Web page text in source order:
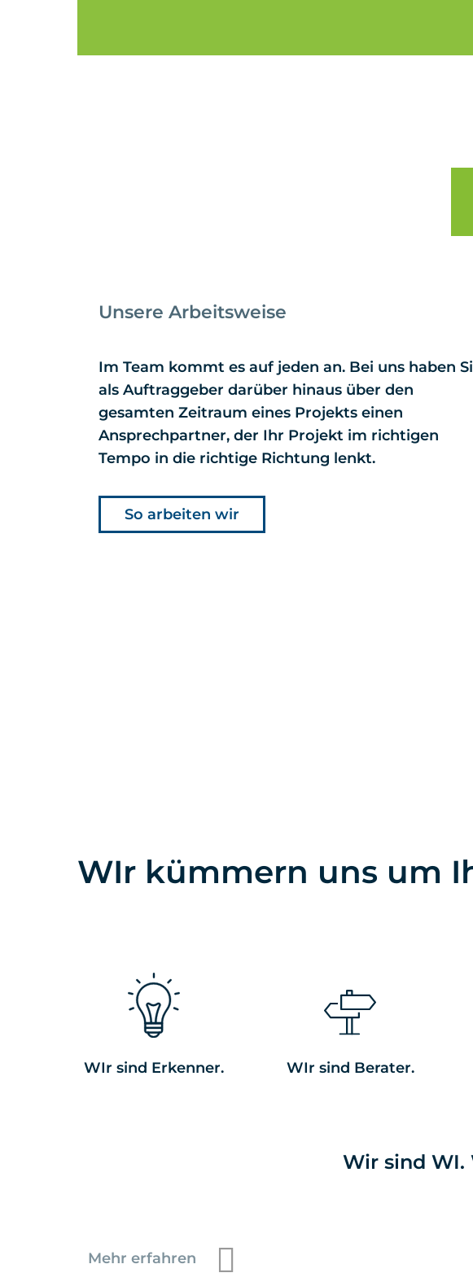
Unsere Arbeitsweise
Im Team kommt es auf jeden an. Bei uns haben
als Auftraggeber darüber hinaus über den
gesamten Zeitraum eines Projekts einen
Ansprechpartner, der Ihr Projekt im richtigen
Tempo in die richtige Richtung lenkt.
So arbeiten wir
WIr kümmern uns um
WIr sind Erkenner. WIr sind Berater.
Wir sind WI.
Mehr erfahren